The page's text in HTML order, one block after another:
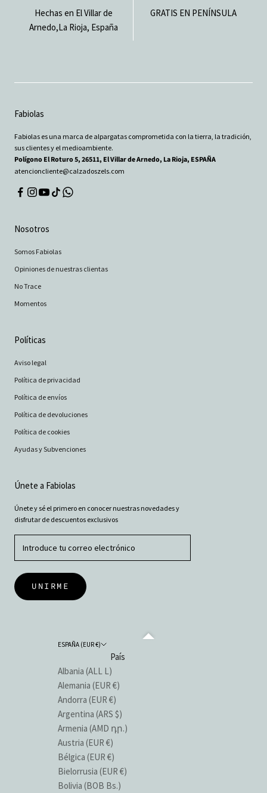
Hechas en El Villar de
Arnedo,La Rioja, España
GRATIS EN PENÍNSULA
Fabiolas
Fabiolas es una marca de alpargatas comprometida con la tierra, la tradición,
sus clientes y el medioambiente.
Polígono El Roturo 5, 26511, El Villar de Arnedo, La Rioja, ESPAÑA
atencioncliente@calzadoszels.com
Nosotros
Somos Fabiolas
Opiniones de nuestras clientas
No Trace
Momentos
Políticas
Aviso legal
Política de privacidad
Política de envíos
Política de devoluciones
Política de cookies
Ayudas y Subvenciones
Únete a Fabiolas
Únete y sé el primero en conocer nuestras novedades y
disfrutar de descuentos exclusivos
UNIRME
ESPAÑA (EUR €)
País
Albania (ALL L)
Alemania (EUR €)
Andorra (EUR €)
Argentina (ARS $)
Armenia (AMD դր.)
Austria (EUR €)
Bélgica (EUR €)
Bielorrusia (EUR €)
Bolivia (BOB Bs.)